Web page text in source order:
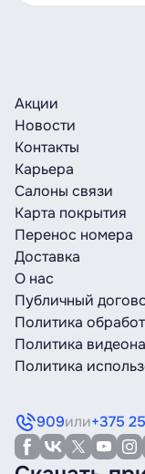
Акции
Новости
Контакты
Карьера
Салоны связи
Карта покрытия
Перенос номера
Доставка
О нас
Публичный
Политика
Политика
Политика
909или+375